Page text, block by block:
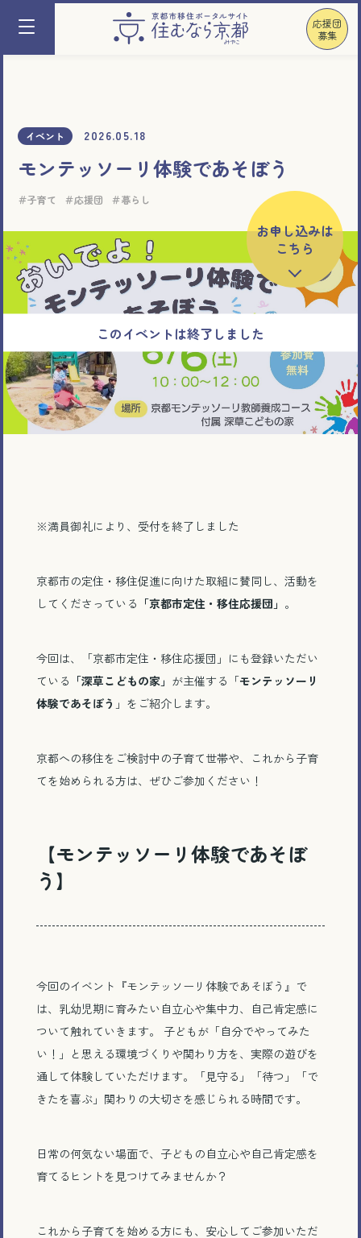
応援団
募集
イベント 2026.05.18
モンテッソーリ体験であそぼう
子育て 応援団 暮らし
お申し込みは
こちら
※満員御礼により、受付を終了しました
京都市の定住・移住促進に向けた取組に賛同し、活動を
してくださっている 「京都市定住・移住応援団」 。
今回は、「京都市定住・移住応援団」にも登録いただい
ている 「深草こどもの家」 が主催する「モンテッソーリ
体験であそぼう 」をご紹介します。
京都への移住をご検討中の子育て世帯や、これから子育
てを始められる方は、ぜひご参加ください！
【モンテッソーリ体験であそぼ
う 】
今回のイベント『モンテッソーリ体験であそぼう』で
は、乳幼児期に育みたい自立心や集中力、自己肯定感に
ついて触れていきます。 子どもが「自分でやってみた
い！」と思える環境づくりや関わり方を、実際の遊びを
通して体験していただけます。「見守る」「待つ」「で
きたを喜ぶ」関わりの大切さを感じられる時間です。
日常の何気ない場面で、子どもの自立心や自己肯定感を
育てるヒントを見つけてみませんか？
これから子育てを始める方にも、安心してご参加いただ